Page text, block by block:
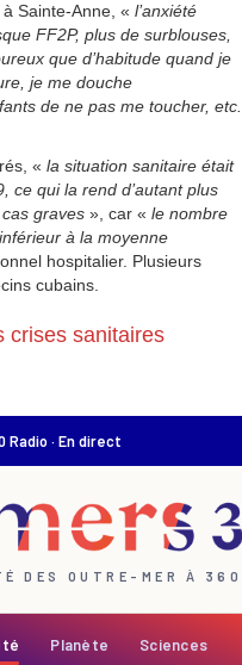
Sainte-Anne, « l’anxiété
FF2P, plus de surblouses,
que d’habitude quand je
je me douche
de ne pas me toucher, etc.
« la situation sanitaire était
ce qui la rend d’autant plus
graves », car « le nombre
à la moyenne
hospitalier. Plusieurs
cubains.
crises sanitaires